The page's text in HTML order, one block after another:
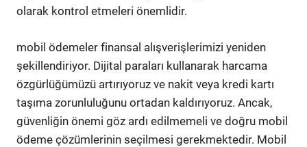
olarak kontrol etmeleri önemlidir.
mobil ödemeler finansal alışverişlerimizi yeniden
şekillendiriyor. Dijital paraları kullanarak harcama
özgürlüğümüzü artırıyoruz ve nakit veya kredi kartı
taşıma zorunluluğunu ortadan kaldırıyoruz. Ancak,
güvenliğin önemi göz ardı edilmemeli ve doğru mobil
ödeme çözümlerinin seçilmesi gerekmektedir. Mobil